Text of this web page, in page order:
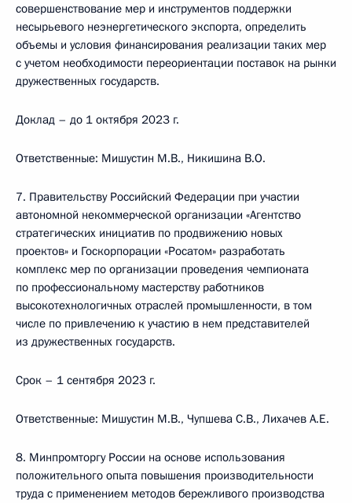
совершенствование мер и инструментов поддержки
несырьевого неэнергетического экспорта, определить
объемы и условия финансирования реализации таких мер
с учетом необходимости переориентации поставок на рынки
дружественных государств.
Доклад – до 1 октября 2023 г.
Ответственные: Мишустин М.В., Никишина В.О.
7. Правительству Российский Федерации при участии
автономной некоммерческой организации «Агентство
стратегических инициатив по продвижению новых
проектов» и Госкорпорации «Росатом» разработать
комплекс мер по организации проведения чемпионата
по профессиональному мастерству работников
высокотехнологичных отраслей промышленности, в том
числе по привлечению к участию в нем представителей
из дружественных государств.
Срок – 1 сентября 2023 г.
Ответственные: Мишустин М.В., Чупшева С.В., Лихачев А.Е.
8. Минпромторгу России на основе использования
положительного опыта повышения производительности
труда с применением методов бережливого производства